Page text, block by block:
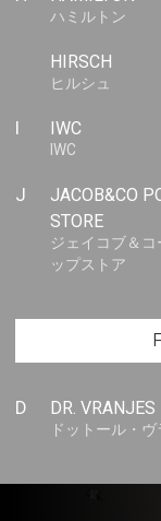
ハミルトン
HIRSCH
ヒルシュ
I IWC
IWC
J
JACOB&CO
STORE
ジェイコブ＆コ
ップストア
D DR. VRANJES
ドットール・ヴ